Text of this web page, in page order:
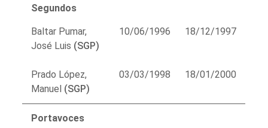
Segundos
Baltar Pumar,
José Luis (SGP)
10/06/1996 18/12/1997
Prado López,
Manuel (SGP)
03/03/1998 18/01/2000
Portavoces